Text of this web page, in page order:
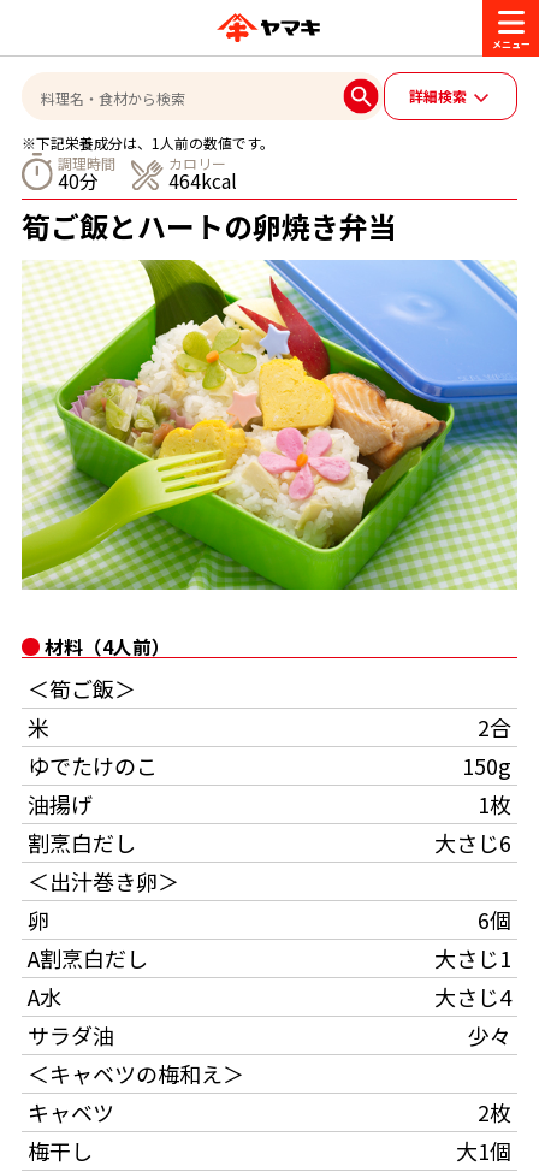
商品情報
ブランド一覧
ヤマキ『めんつゆ』 ヤマキ 割烹白だし
旨さ、別格。だし屋の鍋
サッと鍋® 楽チン鍋®
レシピ
おいしいレシピを探す
おいしいレシピトップ
主食レシピ
主菜レシピ
汁物レシピ
おいしいレシピを商品から探す
かつお節レシピ
めんつゆレシピ
割烹白だしレシピ
レシピ特設サイト
割烹白だしレシピ特集
かつお節・だしを楽しむ
かつお節・だしを知る
だしの取り方
かつお節の削り方
かつお節・だしをもっと知る
かつお節・だしを楽しむ
だしコミュ
CM・キャンペーン
CM
キャンペーン一覧
企業・採用情報
企業情報
- 百年対話
採用情報
- ジョブリターン制
お問い合わせ
ヤマキお客様相談室
オンラインショップ
Global
詳細検索
※下記栄養成分は、1人前の数値です。
調理時間
40分
カロリー
464kcal
筍ご飯とハートの卵焼き弁当
材料（4人前）
＜筍ご飯＞
米
2合
ゆでたけのこ
150g
油揚げ
1枚
割烹白だし
大さじ6
＜出汁巻き卵＞
卵
6個
A割烹白だし
大さじ1
A水
大さじ4
サラダ油
少々
＜キャベツの梅和え＞
キャベツ
2枚
梅干し
大1個